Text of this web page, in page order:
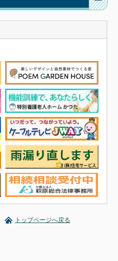
トップページへ戻る